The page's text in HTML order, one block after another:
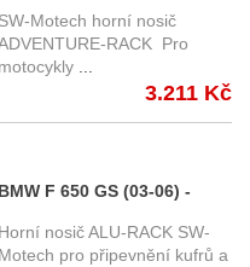
(07-) - horní nosič
ADVENTURE-RACK, SW-
Motech
SW-Motech horní nosič
RACK Pro
motocykly
3.211 Kč
BMW F 650 GS (03-06) -
horní nosič ALU-RACK SW-
Motech
Horní nosič ALU-RACK SW-
Motech pro připevnění kufrů a